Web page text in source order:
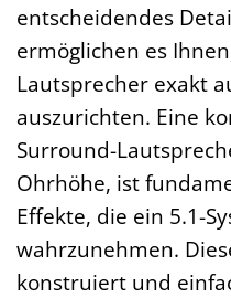
entscheidendes
ermöglichen es
Lautsprecher exakt
auszurichten. Eine
Surround-
Ohrhöhe, ist
Effekte, die ein 5.1-
wahrzunehmen.
konstruiert und